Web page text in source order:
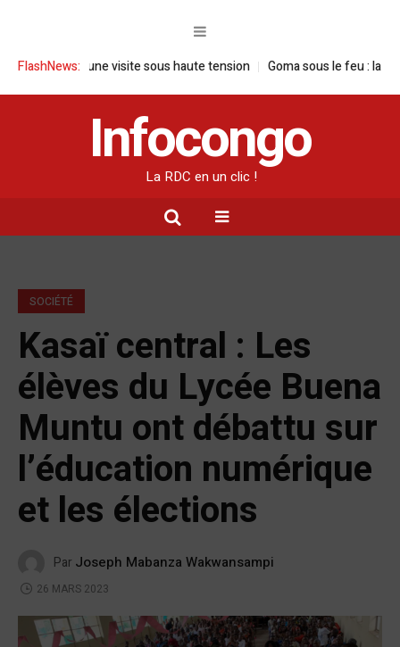
FlashNews:
: une visite sous haute tension Goma sous le feu : la situation
Infocongo
La RDC en un clic !
SOCIÉTÉ
Kasaï central : Les
élèves du Lycée Buena
Muntu ont débattu sur
l’éducation numérique
et les élections
Par Joseph Mabanza Wakwansampi
26 MARS 2023